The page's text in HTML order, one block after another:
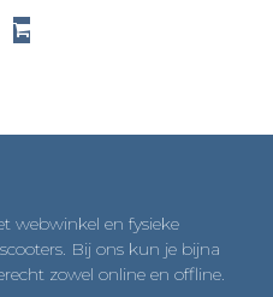
webwinkel en fysieke
Bij ons kun je bijna
zowel online en offline.